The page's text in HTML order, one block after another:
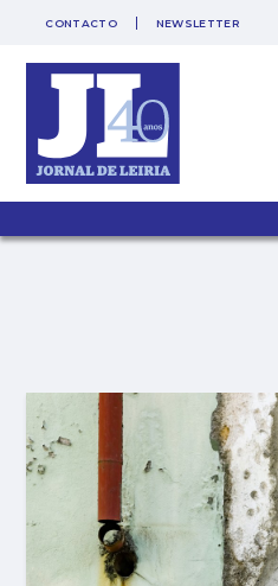
CONTACTO NEWSLETTER